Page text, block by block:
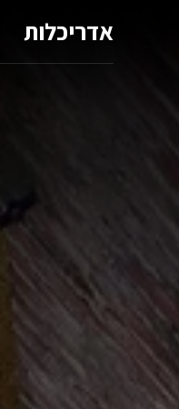
אדריכלות